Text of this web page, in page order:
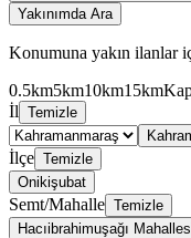
Yakınımda Ara
Konumuna yakın ilanlar
0.5km5km10km15km
İl Temizle
İlçe Temizle
Onikişubat
Semt/Mahalle Temizle
Hacıibrahimuşağı